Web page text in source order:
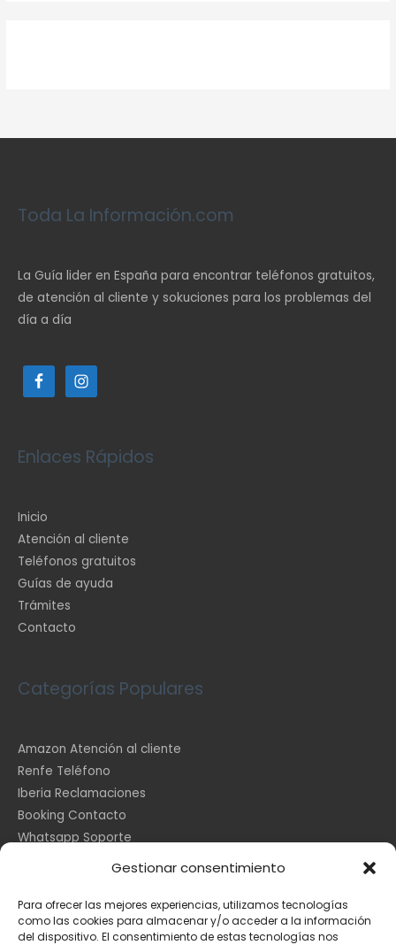
Gestionar consentimiento
Para ofrecer las mejores experiencias, utilizamos tecnologías
como las cookies para almacenar y/o acceder a la información
del dispositivo. El consentimiento de estas tecnologías nos
Toda La Información.com
La Guía lider en España para encontrar teléfonos gratuitos,
de atención al cliente y sokuciones para los problemas del
día a día
Enlaces Rápidos
Inicio
Atención al cliente
Teléfonos gratuitos
Guías de ayuda
Trámites
Contacto
Categorías Populares
Amazon Atención al cliente
Renfe Teléfono
Iberia Reclamaciones
Booking Contacto
Whatsapp Soporte